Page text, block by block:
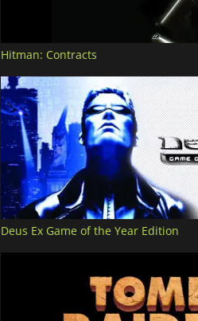
Hitman: Contracts
Deus Ex Game of the Year Edition